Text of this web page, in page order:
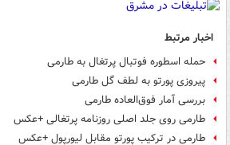
اخبار مرتبط
حمله اسطوره فوتبال پرتغال به طارمی
پیروزی پورتو به لطف گل طارمی
بررسی آمار فوق‌العاده طارمی
طارمی روی جلد اصلی روزنامه پرتغالی +عکس
طارمی در ترکیب پورتو مقابل لیورپول +عکس